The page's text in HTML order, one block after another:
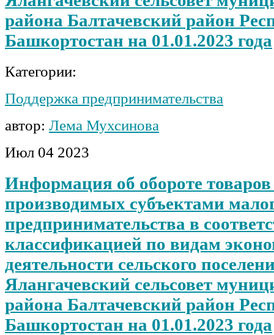
района Балтачевский район
Башкортостан на 01.01.2023 года
Категории:
Поддержка предпринимательства
автор: Лема Мухсинова
Июл 04 2023
Информация об обороте товаров
производимых субъектами
предпринимательства в
классификацией по видам
деятельности сельского
Ялангачевский сельсовет
района Балтачевский район
Башкортостан на 01.01.2023 года